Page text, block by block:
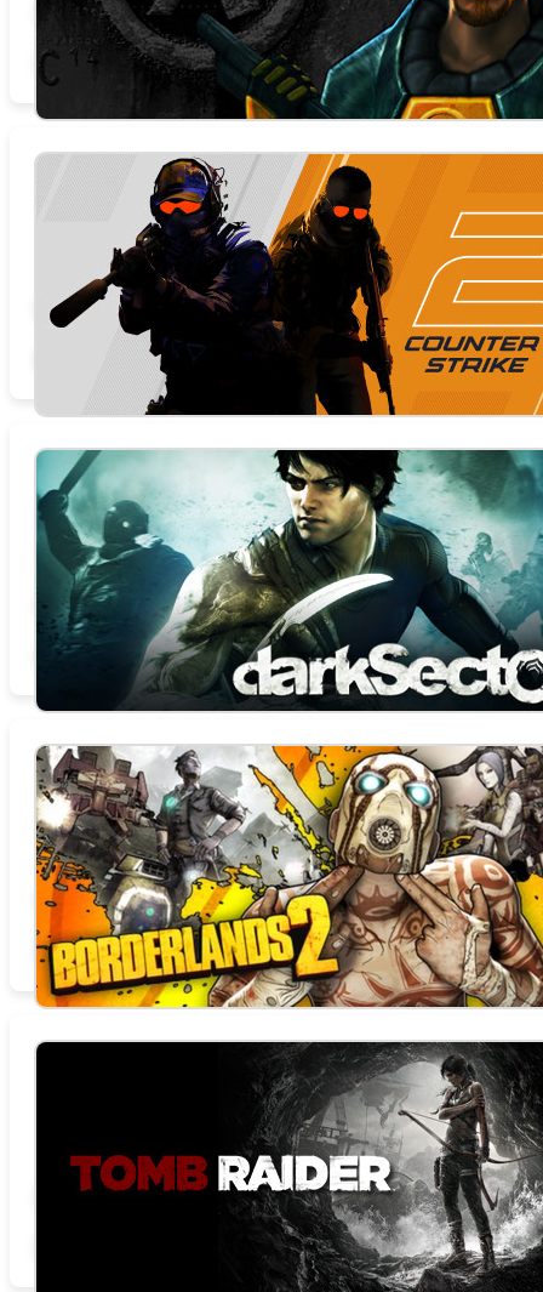
商店页面 论坛 查找社区组 官方网站
相关新闻 STEAMDB
Counter-Strike 2
总时数 29.7 小时
商店页面 论坛 官方网站
STEAMDB
Dark Sector
总时数 0.0 小时
商店页面 论坛 查找社区组 官方网站
相关新闻 STEAMDB
Borderlands 2
总时数 0.0 小时
商店页面 论坛 查找社区组 官方网站
相关新闻 STEAMDB
Tomb Raider
总时数 0.0 小时
商店页面 论坛 查找社区组 官方网站